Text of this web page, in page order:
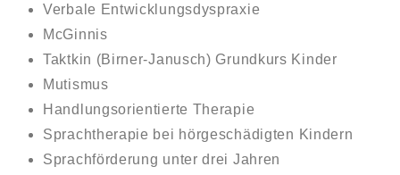
Verbale Entwicklungsdyspraxie
McGinnis
Taktkin (Birner-Janusch) Grundkurs Kinder
Mutismus
Handlungsorientierte Therapie
Sprachtherapie bei hörgeschädigten Kindern
Sprachförderung unter drei Jahren